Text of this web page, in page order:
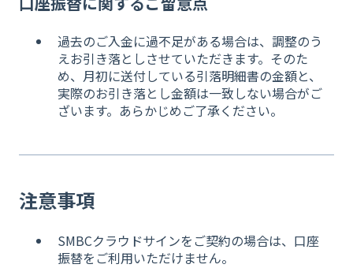
過去のご入金に過不足がある場合は、調整のう
えお引き落としさせていただきます。そのた
め、月初に送付している引落明細書の金額と、
実際のお引き落とし金額は一致しない場合がご
ざいます。あらかじめご了承ください。
注意事項
SMBCクラウドサインをご契約の場合は、口座
振替をご利用いただけません。